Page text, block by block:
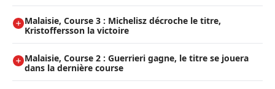
Malaisie, Course 3 : Michelisz décroche le titre,
Kristoffersson la victoire
Malaisie, Course 2 : Guerrieri gagne, le titre se jouera
dans la dernière course